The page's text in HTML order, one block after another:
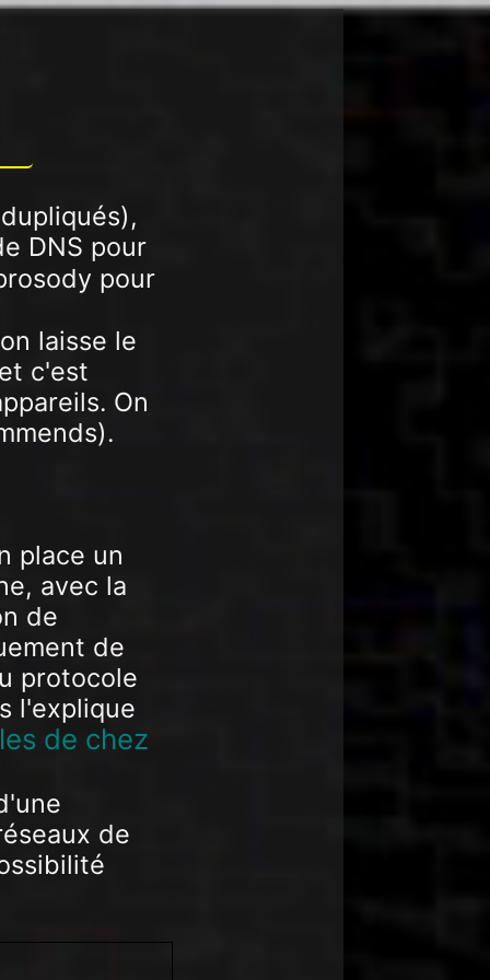
DNS pour
pour
laisse le
c'est
On
place un
avec la
de
de
protocole
l'explique
de chez
de